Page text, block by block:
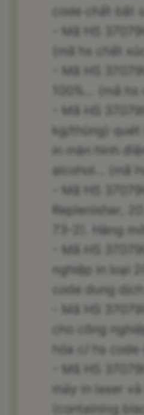
code chất bắt
- Mã HS
(mã hs chất
- Mã HS
100%... (mã
- Mã HS
kg/thùng)
in màn hình
alcohol... (mã
- Mã HS
Replenisher,
73-2). Hàng
- Mã HS
nghiệp in loại
code dung dịch
- Mã HS
cho công
hóa c/ hs code
- Mã HS
máy in laser
(containing